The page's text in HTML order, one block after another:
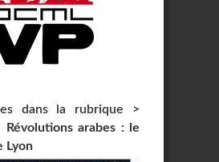
dans la rubrique >
Révolutions arabes : le
Lyon